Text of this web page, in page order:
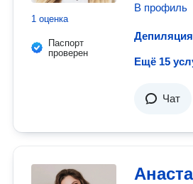
1 оценка
Паспорт
проверен
В профиль
Ещё 15
Чат